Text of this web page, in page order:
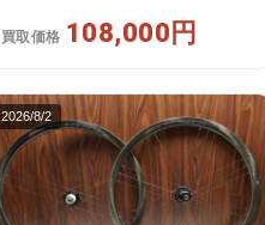
買取価格 108,000円
2026/8/2